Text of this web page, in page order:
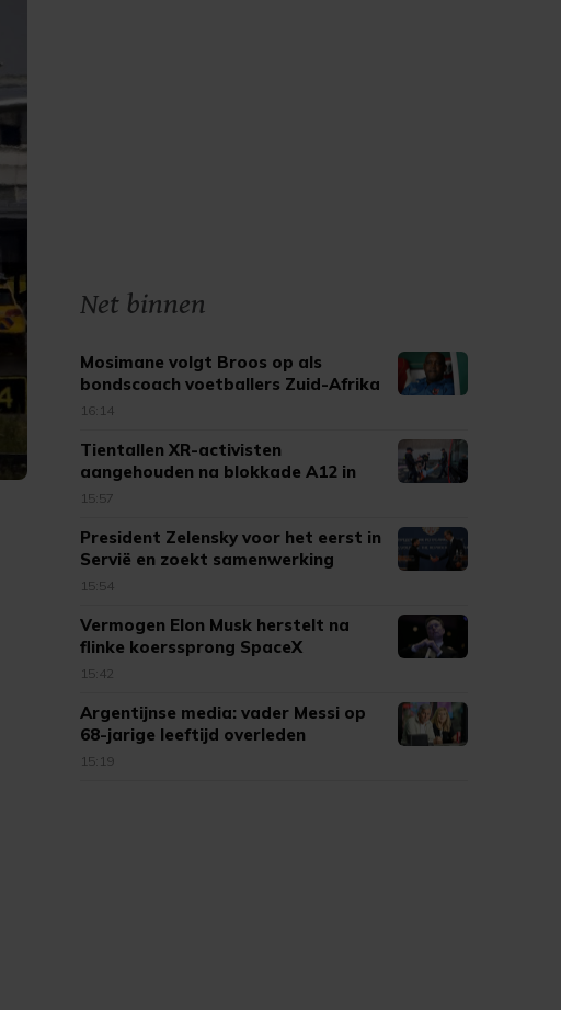
Net binnen
Mosimane volgt Broos op als
bondscoach voetballers Zuid-Afrika
16:14
Tientallen XR-activisten
aangehouden na blokkade A12 in
Den Haag
15:57
President Zelensky voor het eerst in
Servië en zoekt samenwerking
15:54
Vermogen Elon Musk herstelt na
flinke koerssprong SpaceX
15:42
Argentijnse media: vader Messi op
68-jarige leeftijd overleden
15:19